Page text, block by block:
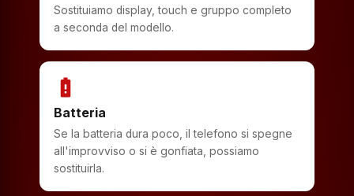
Sostituiamo display, touch e gruppo completo
a seconda del modello.
battery_alert
Batteria
Se la batteria dura poco, il telefono si spegne
all'improvviso o si è gonfiata, possiamo
sostituirla.